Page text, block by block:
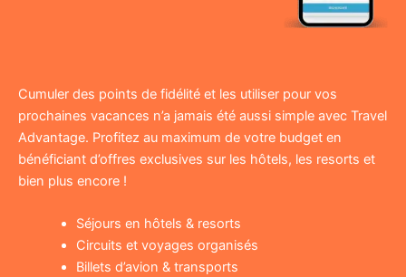
Cumuler des points de fidélité et les utiliser pour vos
prochaines vacances n’a jamais été aussi simple avec Travel
Advantage. Profitez au maximum de votre budget en
bénéficiant d’offres exclusives sur les hôtels, les resorts et
bien plus encore !
Séjours en hôtels & resorts
Circuits et voyages organisés
Billets d’avion & transports